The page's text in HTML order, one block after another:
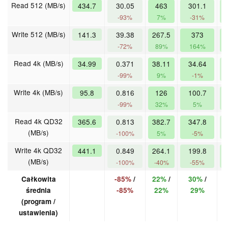
Read 512 (MB/s) 434.7 30.05
-93%
463
7%
301.1
-31%
Write 512 (MB/s) 141.3 39.38
-72%
267.5
89%
373
164%
Read 4k (MB/s) 34.99 0.371
-99%
38.11
9%
34.64
-1%
Write 4k (MB/s) 95.8 0.816
-99%
126
32%
100.7
5%
Read 4k QD32
(MB/s)
365.6 0.813
-100%
382.7
5%
347.8
-5%
Write 4k QD32
(MB/s)
441.1 0.849
-100%
264.1
-40%
199.8
-55%
Całkowita
średnia
(program /
ustawienia)
-85% /
-85%
22% /
22%
30%/
29%